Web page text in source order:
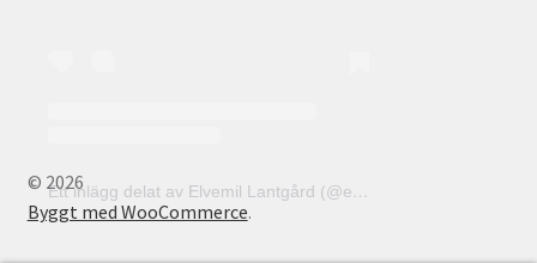
© 2026
Byggt med WooCommerce.